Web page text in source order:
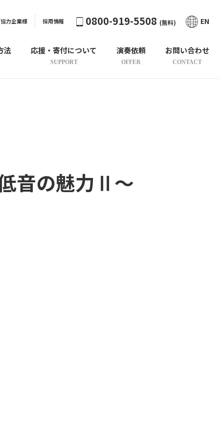
法 応援・寄付について
SUPPORT
演奏依頼
OFFER
お問い合わせ
CONTACT
力企業様 採用情報 0800-919-5508 (無料) EN
音の魅力Ⅱ～